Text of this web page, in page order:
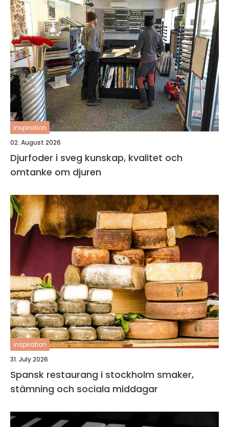
inspiration
02. August 2026
Djurfoder i sveg kunskap, kvalitet och
omtanke om djuren
inspiration
31. July 2026
Spansk restaurang i stockholm smaker,
stämning och sociala middagar